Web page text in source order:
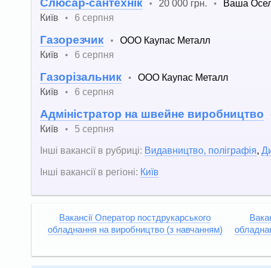
Слюсар-сантехнік • 20 000 грн. •
Ваша
Київ
• 6 серпня
Газорезчик •
ООО Каупас Металл
Київ
• 6 серпня
Газорізальник •
ООО Каупас Металл
Київ
• 6 серпня
Адміністратор на швейне виробництво
Київ
•
5 серпня
Інші вакансії в рубриці: Видавництво, поліграфія,
Інші вакансії в регіоні: Київ
Вакансії Оператор постдрукарського
обладнання на виробництво (з навчанням)